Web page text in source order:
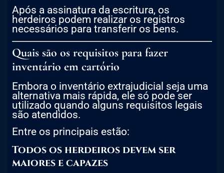
Após a assinatura da escritura, os
herdeiros podem realizar os registros
necessários para transferir os bens.
Quais são os requisitos para fazer
inventário em cartório
Embora o inventário extrajudicial seja uma
alternativa mais rápida, ele só pode ser
utilizado quando alguns requisitos legais
são atendidos.
Entre os principais estão:
Todos os herdeiros devem ser
maiores e capazes